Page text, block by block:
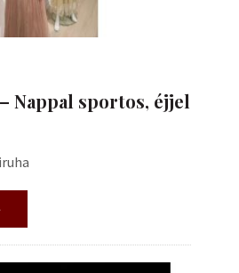
Nappal sportos, éjjel